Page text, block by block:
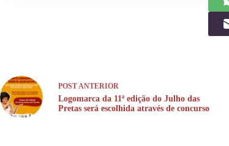
POSTANTERIOR
Logomarca da 11ª edição do Julho das
Pretas será escolhida através de concurso